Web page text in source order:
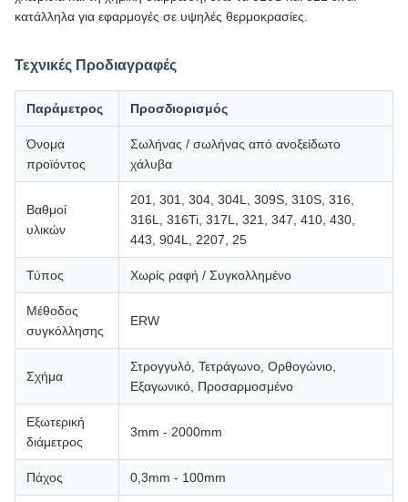
κατάλληλα για εφαρμογές σε υψηλές θερμοκρασίες.
Τεχνικές Προδιαγραφές
Παράμετρος Προσδιορισμός
Όνομα
προϊόντος
Σωλήνας / σωλήνας από ανοξείδωτο
χάλυβα
Βαθμοί
υλικών
201, 301, 304, 304L, 309S, 310S, 316,
316L, 316Ti, 317L, 321, 347, 410, 430,
443, 904L, 2207, 25
Τύπος Χωρίς ραφή / Συγκολλημένο
Μέθοδος
συγκόλλησης
ERW
Σχήμα
Στρογγυλό, Τετράγωνο, Ορθογώνιο,
Εξαγωνικό, Προσαρμοσμένο
Εξωτερική
διάμετρος
3mm - 2000mm
Πάχος 0,3mm - 100mm